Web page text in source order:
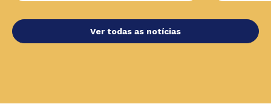
Ver todas as notícias